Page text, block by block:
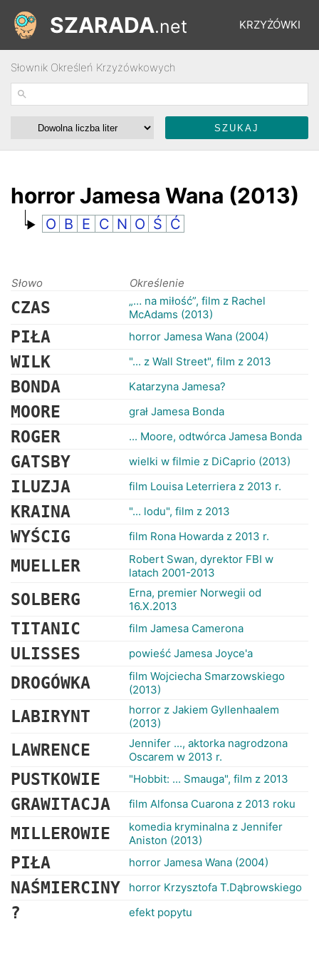
KRZYŻÓWKI
ŁAMIGŁÓWKI
SZARADA.net
Słownik Określeń Krzyżówkowych
horror Jamesa Wana (2013)
O B E C N O Ś Ć
Słowo Określenie
CZAS
„… na miłość”, film z Rachel
McAdams (2013)
PIŁA horror Jamesa Wana (2004)
WILK "... z Wall Street", film z 2013
BONDA Katarzyna Jamesa?
MOORE grał Jamesa Bonda
ROGER ... Moore, odtwórca Jamesa Bonda
GATSBY wielki w filmie z DiCaprio (2013)
ILUZJA film Louisa Leterriera z 2013 r.
KRAINA "... lodu", film z 2013
WYŚCIG film Rona Howarda z 2013 r.
MUELLER
Robert Swan, dyrektor FBI w
latach 2001-2013
SOLBERG
Erna, premier Norwegii od
16.X.2013
TITANIC film Jamesa Camerona
ULISSES powieść Jamesa Joyce'a
DROGÓWKA
film Wojciecha Smarzowskiego
(2013)
LABIRYNT
horror z Jakiem Gyllenhaalem
(2013)
LAWRENCE
Jennifer ..., aktorka nagrodzona
Oscarem w 2013 r.
PUSTKOWIE "Hobbit: ... Smauga", film z 2013
GRAWITACJA film Alfonsa Cuarona z 2013 roku
MILLEROWIE
komedia kryminalna z Jennifer
Aniston (2013)
PIŁA horror Jamesa Wana (2004)
NAŚMIERCINY horror Krzysztofa T.Dąbrowskiego
? efekt popytu